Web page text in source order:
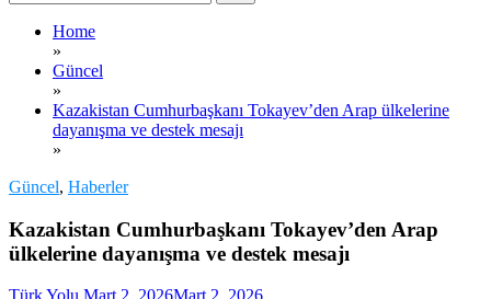
Home
»
Güncel
»
Kazakistan Cumhurbaşkanı Tokayev’den Arap ülkelerine
dayanışma ve destek mesajı
»
Güncel, Haberler
Kazakistan Cumhurbaşkanı Tokayev’den Arap
ülkelerine dayanışma ve destek mesajı